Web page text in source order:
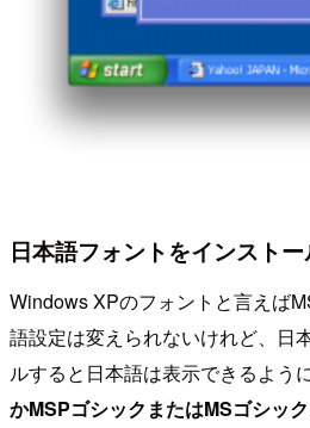
日本語フォントをインスト
Windows XPのフォントと言えば
語設定は変えられないけれど、日
ルすると日本語は表示できるよう
かMSPゴシックまたはMSゴシッ